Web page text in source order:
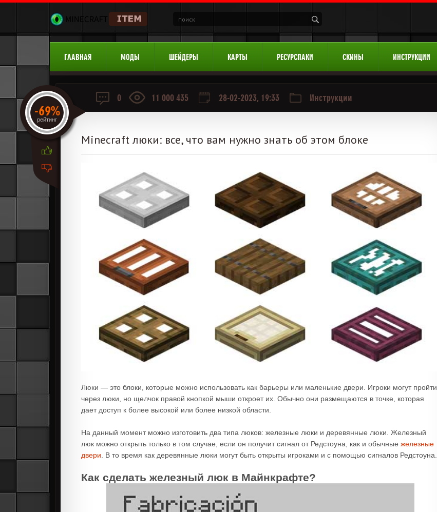
ГЛАВНАЯ МОДЫ ШЕЙДЕРЫ КАРТЫ РЕСУРСПАКИ СКИНЫ ИНСТРУКЦИИ
0 11 000 435 28-02-2023, 19:33 Инструкции
Minecraft люки: все, что вам нужно знать об этом блоке
Люки — это блоки, которые можно использовать как барьеры или маленькие двери. Игроки могут пройти
через люки, но щелчок правой кнопкой мыши откроет их. Обычно они размещаются в точке, которая
дает доступ к более высокой или более низкой области.
На данный момент можно изготовить два типа люков: железные люки и деревянные люки. Железный
люк можно открыть только в том случае, если он получит сигнал от Редстоуна, как и обычные железные
двери . В то время как деревянные люки могут быть открыты игроками и с помощью сигналов Редстоуна.
Как сделать железный люк в Майнкрафте?
-69%
рейтинг